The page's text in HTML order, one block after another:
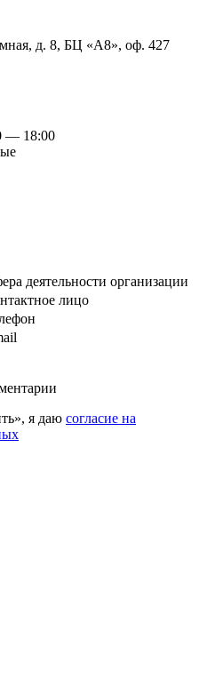
д. 8, БЦ «А8», оф. 427
— 18:00
деятельности организации
лицо
я даю согласие на